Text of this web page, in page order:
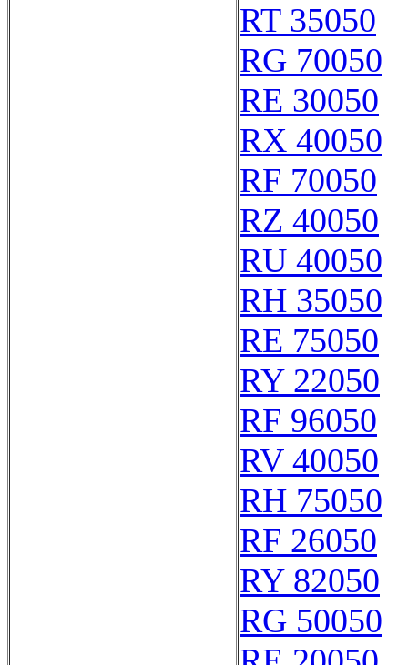
RT 35050
RG 70050
RE 30050
RX 40050
RF 70050
RZ 40050
RU 40050
RH 35050
RE 75050
RY 22050
RF 96050
RV 40050
RH 75050
RF 26050
RY 82050
RG 50050